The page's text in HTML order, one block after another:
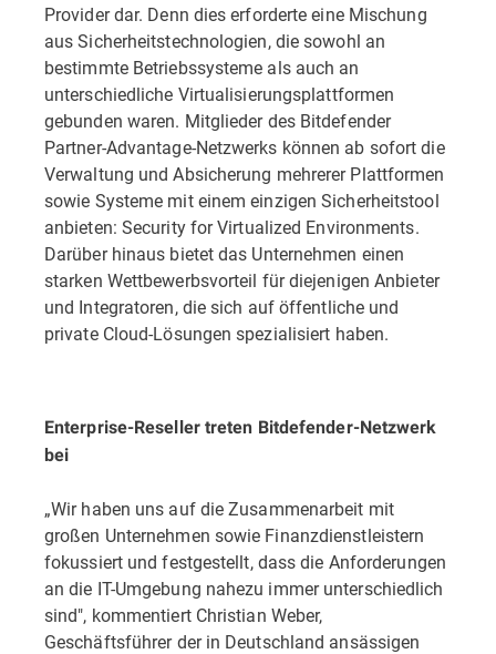
Provider dar. Denn dies erforderte eine Mischung
aus Sicherheitstechnologien, die sowohl an
bestimmte Betriebssysteme als auch an
unterschiedliche Virtualisierungsplattformen
gebunden waren. Mitglieder des Bitdefender
Partner-Advantage-Netzwerks können ab sofort die
Verwaltung und Absicherung mehrerer Plattformen
sowie Systeme mit einem einzigen Sicherheitstool
anbieten: Security for Virtualized Environments.
Darüber hinaus bietet das Unternehmen einen
starken Wettbewerbsvorteil für diejenigen Anbieter
und Integratoren, die sich auf öffentliche und
private Cloud-Lösungen spezialisiert haben.
Enterprise-Reseller treten Bitdefender-Netzwerk
bei
„Wir haben uns auf die Zusammenarbeit mit
großen Unternehmen sowie Finanzdienstleistern
fokussiert und festgestellt, dass die Anforderungen
an die IT-Umgebung nahezu immer unterschiedlich
sind", kommentiert Christian Weber,
Geschäftsführer der in Deutschland ansässigen